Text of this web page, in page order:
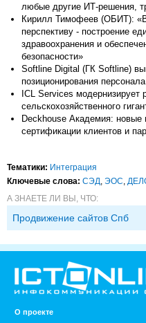
любые другие ИТ-решения,
Кирилл Тимофеев (ОБИТ):
перспективу - построение
здравоохранения и
безопасности»
Softline Digital (ГК Softline)
позиционирования
ICL Services модернизирует
сельскохозяйственного
Deckhouse Академия: новые
сертификации клиентов и
Тематики: Интеграция
Ключевые слова: СЭД, ЭОС,
А ЗНАЕТЕ ЛИ ВЫ, ЧТО:
Продвижение сайтов Спб
О проекте